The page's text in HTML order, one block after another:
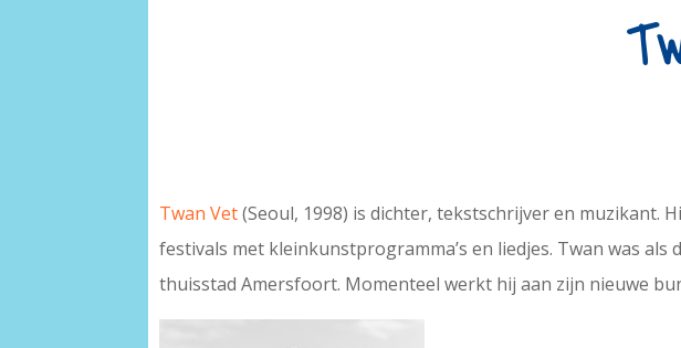
Twan Vet(Seoul, 1998) is dichter, tekstschrijver en muzikant.
festivals met kleinkunstprogramma’s en liedjes. Twan was
thuisstad Amersfoort. Momenteel werkt hij aan zijn nieuwe